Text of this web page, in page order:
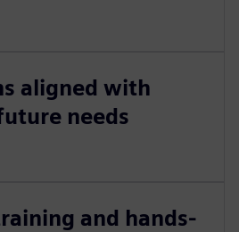
aligned with
needs
and hands-